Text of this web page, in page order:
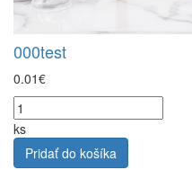
000test
0.01€
ks
Pridať do košíka